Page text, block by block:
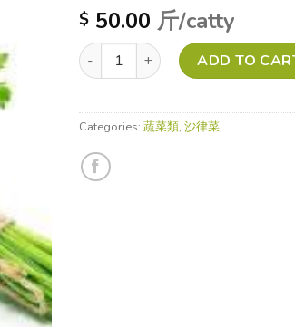
$ 50.00 斤/catty
意大利蕃茜 quantity ADD TO
Categories: 蔬菜類, 沙律菜